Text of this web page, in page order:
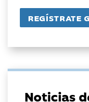
Noticias